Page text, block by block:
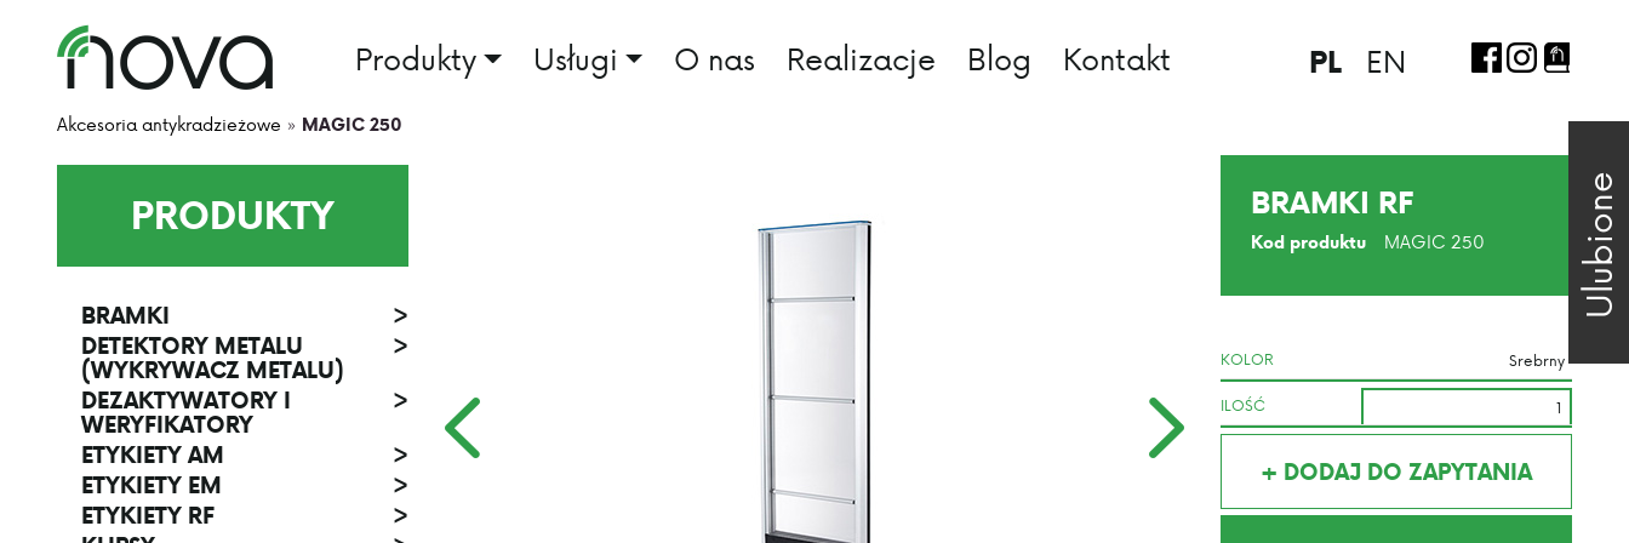
Ulubione
PL EN
Produkty Usługi O nas Realizacje Blog Kontakt
Akcesoria antykradzieżowe » MAGIC 250
PRODUKTY
BRAMKI
>
DETEKTORY METALU
(WYKRYWACZ METALU)
>
DEZAKTYWATORY I
WERYFIKATORY
>
ETYKIETY AM
>
ETYKIETY EM
>
ETYKIETY RF
>
BRAMKI RF
Kod produktu MAGIC 250
KOLOR
ILOŚĆ
+ DODAJ DO ZAPYTANIA